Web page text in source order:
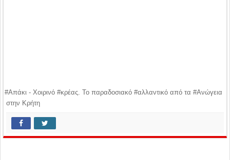
#Απάκι - Χοιρινό #κρέας. Το παραδοσιακό #αλλαντικό από τα #Ανώγεια
στην Κρήτη